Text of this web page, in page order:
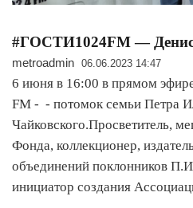
#ГОСТИ1024FM —
metroadmin 06.06.2023 14:47
6 июня в 16:00 в прямом
FM - - потомок семьи Петра
Чайковского.Просветитель,
Фонда, коллекционер,
объединений поклонников
инициатор создания